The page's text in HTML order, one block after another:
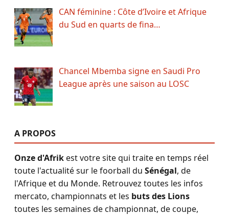
CAN féminine : Côte d’Ivoire et Afrique
du Sud en quarts de fina…
Chancel Mbemba signe en Saudi Pro
League après une saison au LOSC
A PROPOS
Onze d'Afrikest votre site qui traite en temps réel
toute l'actualité sur le foorball du Sénégal, de
l'Afrique et du Monde. Retrouvez toutes les infos
mercato, championnats et les buts des Lions
toutes les semaines de championnat, de coupe,